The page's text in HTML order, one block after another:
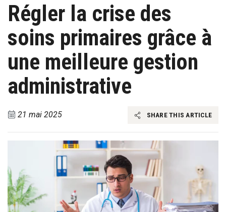
Régler la crise des
soins primaires grâce à
une meilleure gestion
administrative
21 mai 2025 SHARE THIS ARTICLE